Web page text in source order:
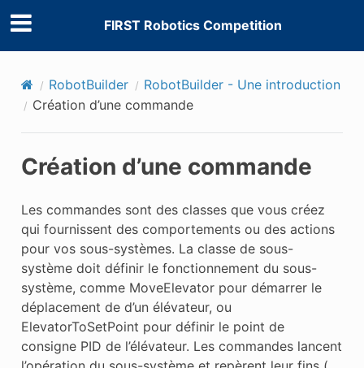
FIRST Robotics Competition
RobotBuilder
RobotBuilder - Une introduction
Création d’une commande
Création d’une commande
Les commandes sont des classes que vous créez
qui fournissent des comportements ou des actions
pour vos sous-systèmes. La classe de sous-
système doit définir le fonctionnement du sous-
système, comme MoveElevator pour démarrer le
déplacement de d’un élévateur, ou
ElevatorToSetPoint pour définir le point de
consigne PID de l’élévateur. Les commandes lancent